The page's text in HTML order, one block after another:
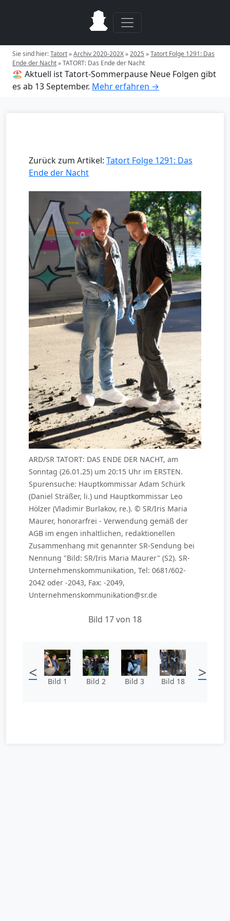
Sie sind hier:Tatort»Archiv 2020-202X»2025 »Tatort Folge 1291: Das
Ende der Nacht»TATORT: Das Ende der Nacht
🏖️ Aktuell ist Tatort-Sommerpause Neue Folgen gibt
es ab 13 September. Mehr erfahren →
Zurück zum Artikel: Tatort Folge 1291: Das
Ende der Nacht
ARD/SR TATORT: DAS ENDE DER NACHT, am
Sonntag (26.01.25) um 20:15 Uhr im ERSTEN.
Spurensuche: Hauptkommissar Adam Schürk
(Daniel Sträßer, li.) und Hauptkommissar Leo
Hölzer (Vladimir Burlakov, re.). © SR/Iris Maria
Maurer, honorarfrei - Verwendung gemäß der
AGB im engen inhaltlichen, redaktionellen
Zusammenhang mit genannter SR-Sendung bei
Nennung "Bild: SR/Iris Maria Maurer" (S2). SR-
Unternehmenskommunikation, Tel: 0681/602-
2042 oder -2043, Fax: -2049,
Unternehmenskommunikation@sr.de
Bild 17 von 18
< Bild 1 Bild 2 Bild 3 Bild 18 >